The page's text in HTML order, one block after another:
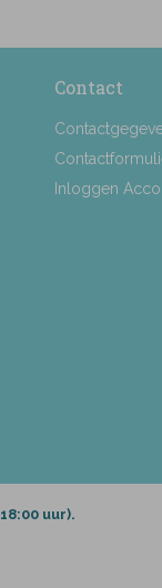
Contact
Inloggen
uur).